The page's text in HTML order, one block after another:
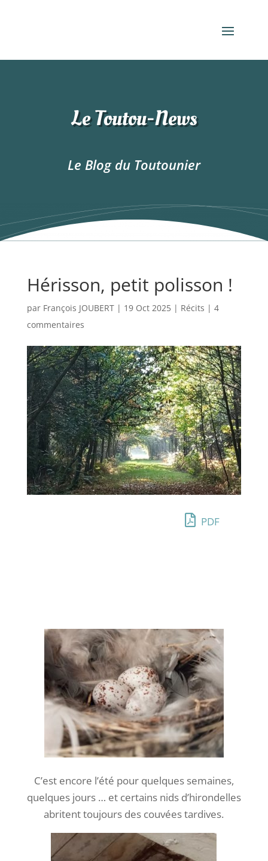
Le Toutou-News
Le Blog du Toutounier
Hérisson, petit polisson !
par François JOUBERT| 19 Oct 2025| Récits | 4
commentaires
PDF
C’est encore l’été pour quelques semaines,
quelques jours … et certains nids d’hirondelles
abritent toujours des couvées tardives.